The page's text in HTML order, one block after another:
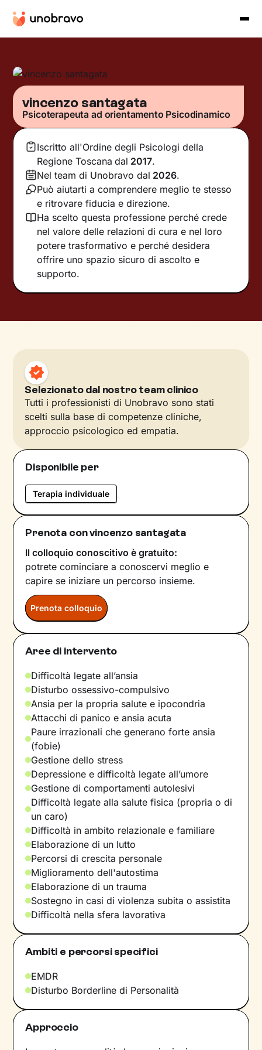
vincenzo santagata
Psicoterapeuta ad orientamento Psicodinamico
Iscritto all'Ordine degli Psicologi della
Regione Toscana dal 2017.
Nel team di Unobravo dal 2026.
Può aiutarti a comprendere meglio te stesso
e ritrovare fiducia e direzione.
Ha scelto questa professione perché crede
nel valore delle relazioni di cura e nel loro
potere trasformativo e perché desidera
offrire uno spazio sicuro di ascolto e
supporto.
Selezionato dal nostro team clinico
Tutti i professionisti di Unobravo sono stati
scelti sulla base di competenze cliniche,
approccio psicologico ed empatia.
Disponibile per
Terapia individuale
Prenota con vincenzo santagata
Il colloquio conoscitivo è gratuito:
potrete cominciare a conoscervi meglio e
capire se iniziare un percorso insieme.
Prenota colloquio
Aree di intervento
Difficoltà legate all’ansia
Disturbo ossessivo-compulsivo
Ansia per la propria salute e ipocondria
Attacchi di panico e ansia acuta
Paure irrazionali che generano forte ansia
(fobie)
Gestione dello stress
Depressione e difficoltà legate all’umore
Gestione di comportamenti autolesivi
Difficoltà legate alla salute fisica (propria o di
un caro)
Difficoltà in ambito relazionale e familiare
Elaborazione di un lutto
Percorsi di crescita personale
Miglioramento dell'autostima
Elaborazione di un trauma
Sostegno in casi di violenza subita o assistita
Difficoltà nella sfera lavorativa
Ambiti e percorsi specifici
EMDR
Disturbo Borderline di Personalità
Approccio